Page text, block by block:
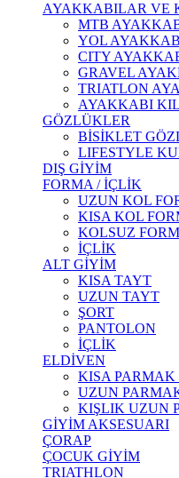
AYAKKABILAR VE
MTB
YOL
CITY
GRAVEL
TRIATLON
AYAKKABI
GÖZLÜKLER
BİSİKLET
LIFESTYLE
DIŞ GİYİM
FORMA / İÇLİK
UZUN KOL
KISA KOL
KOLSUZ
İÇLİK
ALT GİYİM
KISA TAYT
UZUN TAYT
ŞORT
PANTOLON
İÇLİK
ELDİVEN
KISA
UZUN
KIŞLIK UZUN
GİYİM AKSESUARI
ÇORAP
ÇOCUK GİYİM
TRIATHLON